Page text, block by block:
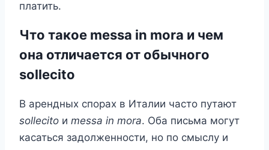
платить.
Что такое messa in mora и чем
она отличается от обычного
sollecito
В арендных спорах в Италии часто путают
sollecito и messa in mora. Оба письма могут
касаться задолженности, но по смыслу и